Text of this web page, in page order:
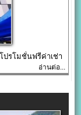
ปรโมชั่นฟรีค่าเช่า
อ่านต่อ...